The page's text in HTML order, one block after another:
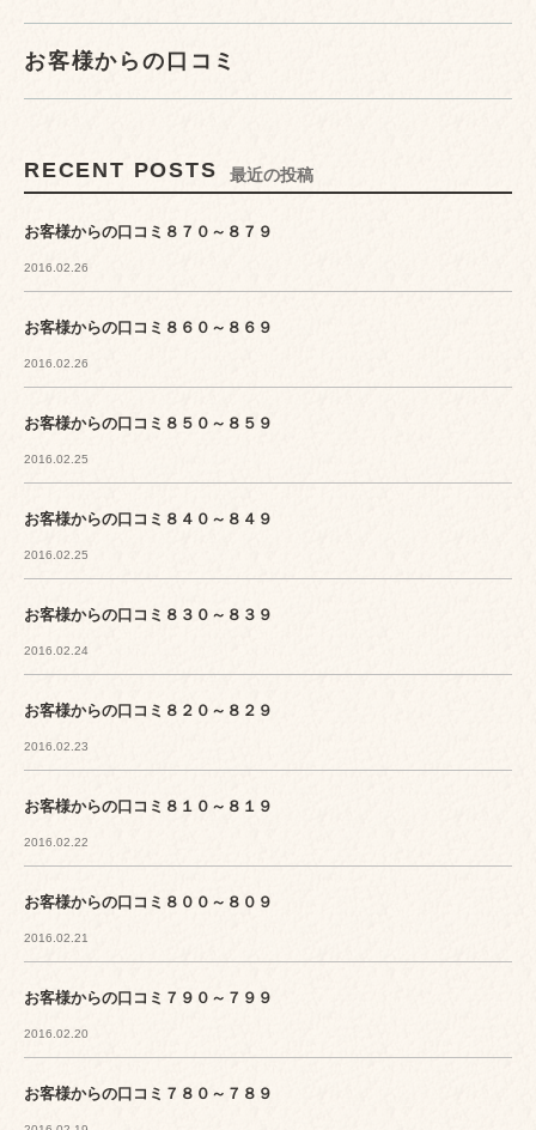
お客様からの口コミ
RECENT POSTS 最近の投稿
お客様からの口コミ８７０～８７９
2016.02.26
お客様からの口コミ８６０～８６９
2016.02.26
お客様からの口コミ８５０～８５９
2016.02.25
お客様からの口コミ８４０～８４９
2016.02.25
お客様からの口コミ８３０～８３９
2016.02.24
お客様からの口コミ８２０～８２９
2016.02.23
お客様からの口コミ８１０～８１９
2016.02.22
お客様からの口コミ８００～８０９
2016.02.21
お客様からの口コミ７９０～７９９
2016.02.20
お客様からの口コミ７８０～７８９